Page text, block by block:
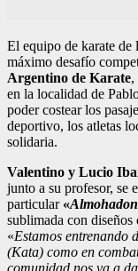
El equipo de karate de
máximo desafío
Argentino de Karate,
en la localidad de
poder costear los
deportivo, los atletas
solidaria.
Valentino y Lucio
junto a su profesor, se
particular«
sublimada con
«Estamos entrenando
(Kata) como en
comunidad nos va a